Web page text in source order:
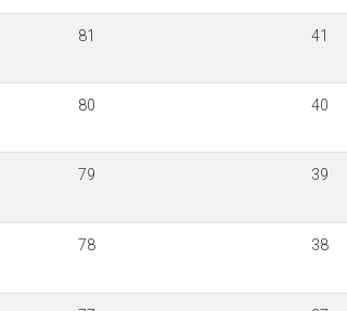
81 41
80 40
79 39
78 38